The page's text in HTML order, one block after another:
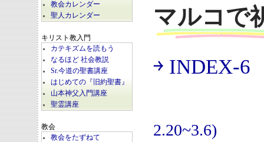
教会カレンダー
聖人カレンダー
キリスト教入門
カテキズムを読もう
なるほど 社会教説
Sr.今道の聖書講座
はじめての『旧約聖書』
山本神父入門講座
聖霊講座
教会
教会をたずねて
マルコで
￫ INDEX-6
2.20~3.6)